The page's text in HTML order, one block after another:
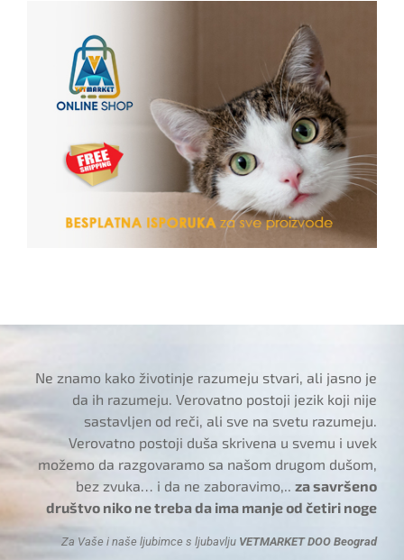
Ne znamo kako životinje razumeju stvari, ali jasno je
da ih razumeju. Verovatno postoji jezik koji nije
sastavljen od reči, ali sve na svetu razumeju.
Verovatno postoji duša skrivena u svemu i uvek
možemo da razgovaramo sa našom drugom dušom,
bez zvuka… i da ne zaboravimo,..za savršeno
društvo niko ne treba da ima manje od četiri noge
Za Vaše i naše ljubimce s ljubavlju VETMARKET DOO Beograd